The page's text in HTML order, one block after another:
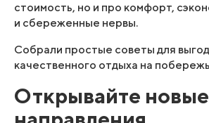
стоимость, но и про комфорт,
и сбереженные нервы.
Собрали простые советы для
качественного отдыха на
Открывайте новые